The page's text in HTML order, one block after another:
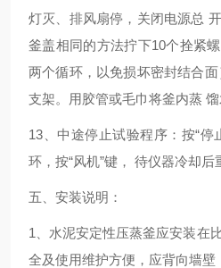
灯灭、排风扇停，关闭电源总
釜盖相同的方法拧下10个拴紧
两个循环，以免损坏密封结合面
支架。用胶管或毛巾将釜内蒸 馏
13 、中途停止试验程序：按“
环，按“风机”键， 待仪器冷却后
五、安装说明：
1
、水泥安定性压蒸釜应安装在
全及使用维护方便，应背向墙壁